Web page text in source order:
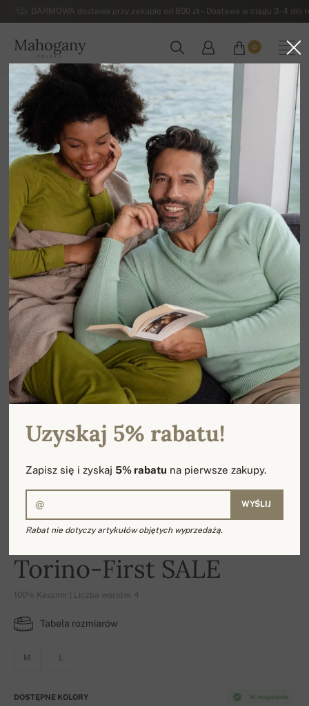
DARMOWA dostawa przy zakupie od 800 zł – Dostawa w ciągu 3-4
Mahogany
POLSKA
0
Strona główna Wyprzedaz MĘSKIE SWETRY
Torino-First SALE
100% Kaszmir | Liczba warstw: 4
Tabela rozmiarów
M L
W magazynie
DOSTĘPNE KOLORY
Uzyskaj 5% rabatu!
Zapisz się i zyskaj5% rabatu na pierwsze zakupy.
WYŚLIJ
Rabat nie dotyczy artykułów objętych wyprzedażą.